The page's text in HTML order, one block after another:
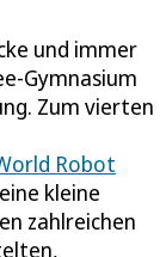
und immer
Gymnasium
Zum vierten
Robot
kleine
zahlreichen